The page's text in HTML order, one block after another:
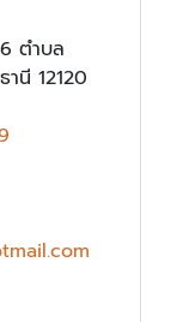
ตำบล
นี 12120